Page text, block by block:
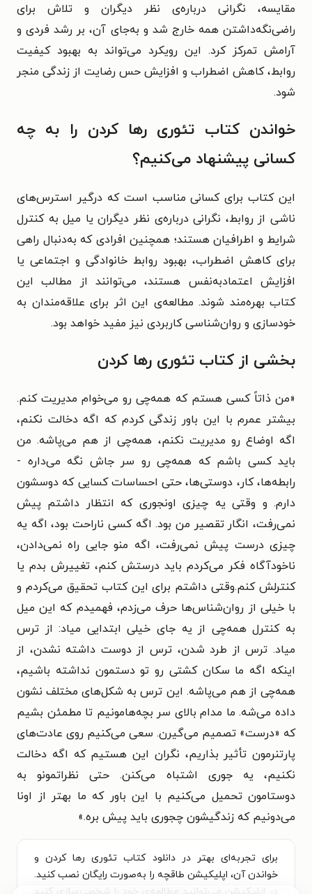
مقایسه، نگرانی درباره‌ی نظر دیگران و تلاش برای
راضی‌نگه‌داشتن همه خارج شد و به‌جای آن، بر رشد فردی و
آرامش تمرکز کرد. این رویکرد می‌تواند به بهبود کیفیت
روابط، کاهش اضطراب و افزایش حس رضایت از زندگی منجر
شود.
خواندن کتاب تئوری رها کردن را به چه
کسانی پیشنهاد می‌کنیم؟
این کتاب برای کسانی مناسب است که درگیر استرس‌های
ناشی از روابط، نگرانی درباره‌ی نظر دیگران یا میل به کنترل
شرایط و اطرافیان هستند؛ همچنین افرادی که به‌دنبال راهی
برای کاهش اضطراب، بهبود روابط خانوادگی و اجتماعی یا
افزایش اعتمادبه‌نفس هستند، می‌توانند از مطالب این
کتاب بهره‌مند شوند. مطالعه‌ی این اثر برای علاقه‌مندان به
خودسازی و روان‌شناسی کاربردی نیز مفید خواهد بود.
بخشی از کتاب تئوری رها کردن
«من ذاتاً کسی هستم که همه‌چی رو می‌خوام مدیریت کنم.
بیشتر عمرم با این باور زندگی کردم که اگه دخالت نکنم،
اگه اوضاع رو مدیریت نکنم، همه‌چی از هم می‌پاشه. من
باید کسی باشم که همه‌چی رو سر جاش نگه می‌داره -
رابطه‌ها، کار، دوستی‌ها، حتی احساسات کسایی که دوسشون
دارم. و وقتی یه چیزی اونجوری که انتظار داشتم پیش
نمی‌رفت، انگار تقصیر من بود. اگه کسی ناراحت بود، اگه یه
چیزی درست پیش نمی‌رفت، اگه منو جایی راه نمی‌دادن،
ناخودآگاه فکر می‌کردم باید درستش کنم، تغییرش بدم یا
کنترلش کنم.وقتی داشتم برای این کتاب تحقیق می‌کردم و
با خیلی از روان‌شناس‌ها حرف می‌زدم، فهمیدم که این میل
به کنترل همه‌چی از یه جای خیلی ابتدایی میاد: از ترس
میاد. ترس از طرد شدن، ترس از دوست داشته نشدن، از
اینکه اگه ما سکان کشتی رو تو دستمون نداشته باشیم،
همه‌چی از هم می‌پاشه. این ترس به شکل‌های مختلف نشون
داده می‌شه. ما مدام بالای سر بچه‌هامونیم تا مطمئن بشیم
که «درست» تصمیم می‌گیرن. سعی می‌کنیم روی عادت‌های
پارتنرمون تأثیر بذاریم، نگران این هستیم که اگه دخالت
نکنیم، یه جوری اشتباه می‌کنن. حتی نظراتمونو به
دوستامون تحمیل می‌کنیم با این باور که ما بهتر از اونا
می‌دونیم که زندگیشون چجوری باید پیش بره.»
برای تجربه‌ای بهتر در دانلود کتاب تئوری رها کردن و
خواندن آن، اپلیکیشن طاقچه را به‌صورت رایگان نصب کنید.